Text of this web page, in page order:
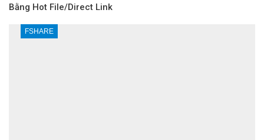
Bằng Hot File/Direct Link
FSHARE